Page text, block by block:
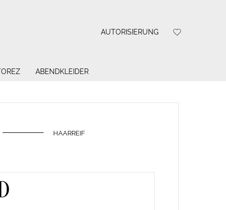
AUTORISIERUNG
ABENDKLEIDER
HAARREIF